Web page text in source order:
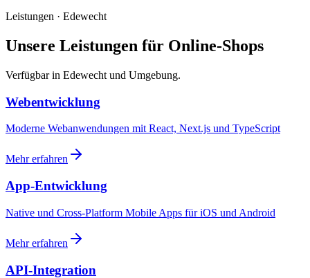
Leistungen · Edewecht
Unsere Leistungen für Online-Shops
Verfügbar in Edewecht und Umgebung.
Webentwicklung
Moderne Webanwendungen mit React, Next.js und TypeScript
Mehr erfahren
App-Entwicklung
Native und Cross-Platform Mobile Apps für iOS und Android
Mehr erfahren
API-Integration